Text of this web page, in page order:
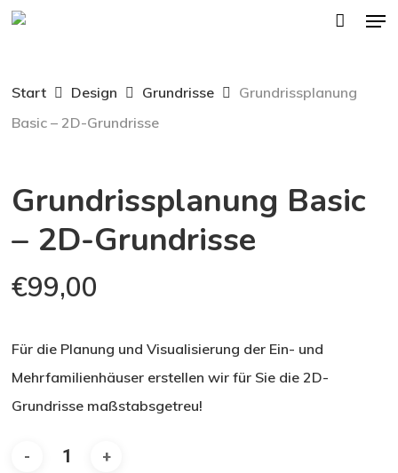
Skip
content
Start Design Grundrisse
Grundrissplanung
Basic – 2D-Grundrisse
Grundrissplanung Basic
– 2D-Grundrisse
€99,00
Für die Planung und Visualisierung der Ein- und
Mehrfamilienhäuser erstellen wir für Sie die 2D-
Grundrisse maßstabsgetreu!